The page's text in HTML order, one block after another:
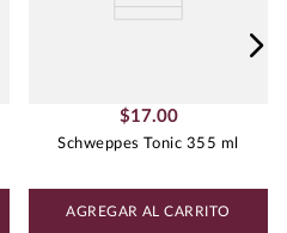
$17.00
Schweppes Tonic 355 ml
AGREGAR AL CARRITO